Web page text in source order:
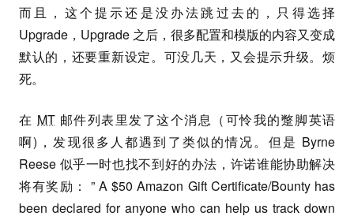
而且，这个提示还是没办法跳过去的，只得选择
Upgrade，Upgrade 之后，很多配置和模版的内容又变成
默认的，还要重新设定。可没几天，又会提示升级。烦
死。
在 MT 邮件列表里发了这个消息（可怜我的蹩脚英语
啊)，发现很多人都遇到了类似的情况。但是 Byrne
Reese 似乎一时也找不到好的办法，许诺谁能协助解决
将有奖励： ” A $50 Amazon Gift Certificate/Bounty has
been declared for anyone who can help us track down